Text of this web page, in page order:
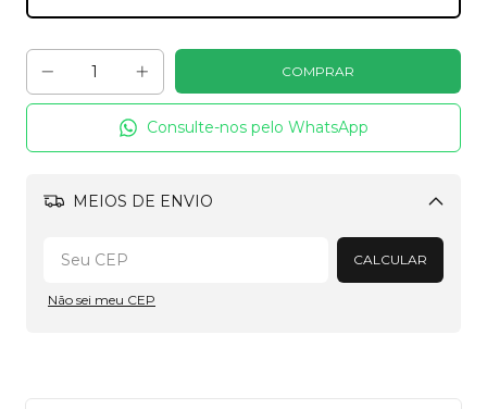
Consulte-nos pelo WhatsApp
MEIOS DE ENVIO
Alterar CEP
CALCULAR
Não sei meu CEP